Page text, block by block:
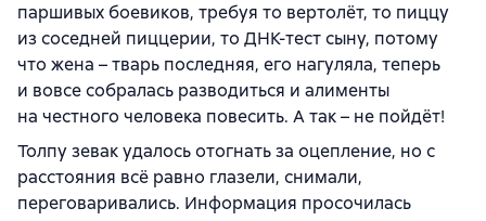
паршивых боевиков, требуя то вертолёт, то пиццу
из соседней пиццерии, то ДНК-тест сыну, потому
что жена – тварь последняя, его нагуляла, теперь
и вовсе собралась разводиться и алименты
на честного человека повесить. А так – не пойдёт!
Толпу зевак удалось отогнать за оцепление, но с
расстояния всё равно глазели, снимали,
переговаривались. Информация просочилась